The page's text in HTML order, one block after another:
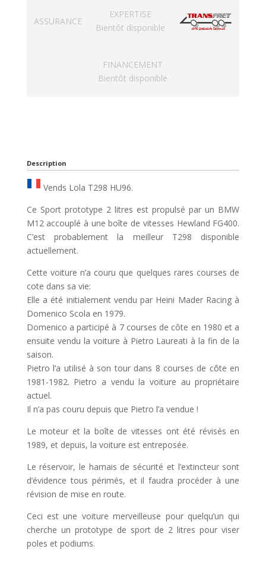
ASSURANCE
EXPERTISE
Bientôt disponible
FINANCEMENT
Bientôt disponible
Description
Vends Lola T298 HU96.
Ce Sport prototype 2 litres est propulsé par un BMW
M12 accouplé à une boîte de vitesses Hewland FG400.
C’est probablement la meilleur T298 disponible
actuellement.
Cette voiture n’a couru que quelques rares courses de
cote dans sa vie:
Elle a été initialement vendu par Heini Mader Racing à
Domenico Scola en 1979.
Domenico a participé à 7 courses de côte en 1980 et a
ensuite vendu la voiture à Pietro Laureati à la fin de la
saison.
Pietro l’a utilisé à son tour dans 8 courses de côte en
1981-1982. Pietro a vendu la voiture au propriétaire
actuel.
Il n’a pas couru depuis que Pietro l’a vendue !
Le moteur et la boîte de vitesses ont été révisés en
1989, et depuis, la voiture est entreposée.
Le réservoir, le harnais de sécurité et l’extincteur sont
d’évidence tous périmés, et il faudra procéder à une
révision de mise en route.
Ceci est une voiture merveilleuse pour quelqu’un qui
cherche un prototype de sport de 2 litres pour viser
poles et podiums.